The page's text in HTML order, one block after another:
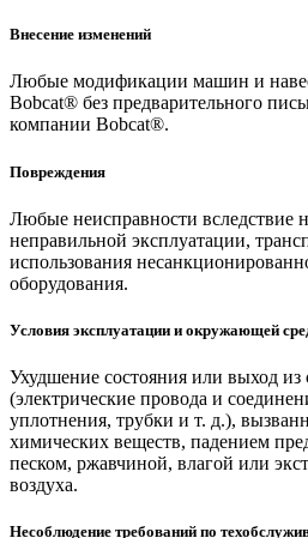
Внесение изменений
Любые модификации машин и
Bobcat® без предварительного
компании Bobcat®.
Повреждения
Любые неисправности вследствие
неправильной эксплуатации,
использования
оборудования.
Условия эксплуатации и окружающей
Ухудшение состояния или выход из
(электрические провода и
уплотнения, трубки и т. д.),
химических веществ, падением
песком, ржавчиной, влагой или
воздуха.
Несоблюдение требований по